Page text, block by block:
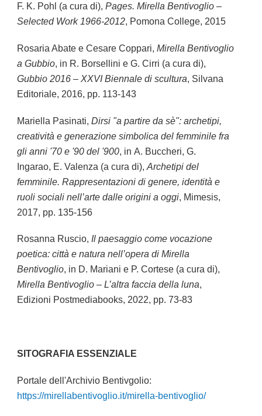
F. K. Pohl (a cura di), Pages. Mirella Bentivoglio –
Selected Work 1966-2012, Pomona College, 2015
Rosaria Abate e Cesare Coppari, Mirella Bentivoglio
a Gubbio, in R. Borsellini e G. Cirri (a cura di),
Gubbio 2016 – XXVI Biennale di scultura, Silvana
Editoriale, 2016, pp. 113-143
Mariella Pasinati, Dirsi "a partire da sè": archetipi,
creatività e generazione simbolica del femminile fra
gli anni '70 e '90 del '900 , in A. Buccheri G.
Ingarao E. Valenza (a cura di), Archetipi del
femminile. Rappresentazioni di genere, identità e
ruoli sociali nell’arte dalle origini a oggi , Mimesis,
2017, pp. 135-156
Rosanna Ruscio, Il paesaggio come vocazione
poetica: città e natura nell’opera di Mirella
Bentivoglio, in D. Mariani e P. Cortese (a cura di),
Mirella Bentivoglio – L’altra faccia della luna,
Edizioni Postmediabooks, 2022, pp. 73-83
SITOGRAFIA ESSENZIALE
Portale dell'Archivio Bentivgolio:
https://mirellabentivoglio.it/mirella-bentivoglio/